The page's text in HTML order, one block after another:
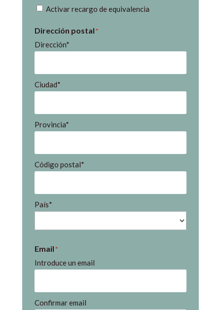
Recargo
equivalencia
Activar recargo de equivalencia
Dirección postal*
Dirección*
Ciudad*
Provincia*
Código postal*
País*
Email*
Introduce un email
Confirmar email